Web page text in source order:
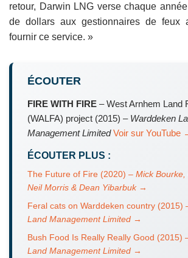
retour, Darwin LNG verse chaque
de dollars aux gestionnaires de feux
fournir ce service. »
ÉCOUTER
FIRE WITH FIRE – West Arnhem Land
(WALFA) project (2015) – Warddeken
Management Limited Voir sur YouTube
ÉCOUTER PLUS :
The Future of Fire (2020) – Mick Bourke,
Neil Morris & Dean Yibarbuk→
Feral cats on Warddeken country (2015)
Land Management Limited →
Bush Food Is Really Really Good (2015)
Land Management Limited →